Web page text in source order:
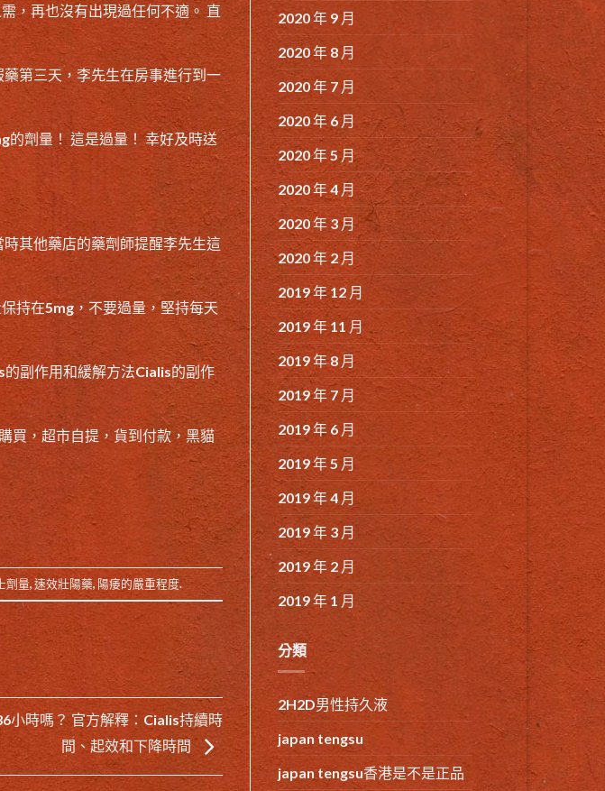
，再也沒有出現過任何不適。 直
第三天，李先生在房事進行到一
的劑量！ 這是過量！ 幸好及時送
其他藥店的藥劑師提醒李先生這
持在5mg，不要過量，堅持每天
副作用和緩解方法Cialis的副作
購買，超市自提，貨到付款，黑貓
劑量,速效壯陽藥,陽痿的嚴重程度.
小時嗎？ 官方解釋：Cialis持續時
間、起效和下降時間
2020 年 9 月
2020 年 8 月
2020 年 7 月
2020 年 6 月
2020 年 5 月
2020 年 4 月
2020 年 3 月
2020 年 2 月
2019 年 12 月
2019 年 11 月
2019 年 8 月
2019 年 7 月
2019 年 6 月
2019 年 5 月
2019 年 4 月
2019 年 3 月
2019 年 2 月
2019 年 1 月
分類
2H2D男性持久液
japan tengsu
japan tengsu香港是不是正品